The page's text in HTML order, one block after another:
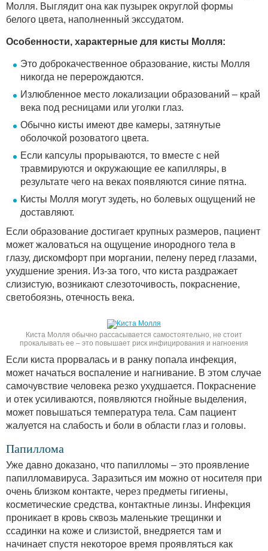
Молля. Выглядит она как пузырек округлой формы
белого цвета, наполненный экссудатом.
Особенности, характерные для кисты Молля:
Это доброкачественное образование, кисты Молля
никогда не перерождаются.
Излюбленное место локализации образований – край
века под ресницами или уголки глаз.
Обычно кисты имеют две камеры, затянутые
оболочкой розоватого цвета.
Если капсулы прорываются, то вместе с ней
травмируются и окружающие ее капилляры, в
результате чего на веках появляются синие пятна.
Кисты Молля могут зудеть, но болевых ощущений не
доставляют.
Если образование достигает крупных размеров, пациент
может жаловаться на ощущение инородного тела в
глазу, дискомфорт при моргании, пелену перед глазами,
ухудшение зрения. Из-за того, что киста раздражает
слизистую, возникают слезоточивость, покраснение,
светобоязнь, отечность века.
Киста Молля обычно рассасывается самостоятельно, не стоит
прокалывать ее – это повышает риск инфицирования и нагноения
Если киста прорвалась и в ранку попала инфекция,
может начаться воспаление и нагнивание. В этом случае
самочувствие человека резко ухудшается. Покраснение
и отек усиливаются, появляются гнойные выделения,
может повышаться температура тела. Сам пациент
жалуется на слабость и боли в области глаз и головы.
Папиллома
Уже давно доказано, что папилломы – это проявление
папилломавируса. Заразиться им можно от носителя при
очень близком контакте, через предметы гигиены,
косметические средства, контактные линзы. Инфекция
проникает в кровь сквозь маленькие трещинки и
ссадинки на коже и слизистой, внедряется там и
начинает спустя некоторое время проявляться как